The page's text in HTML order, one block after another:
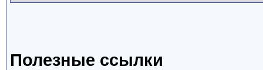
Полезные ссылки